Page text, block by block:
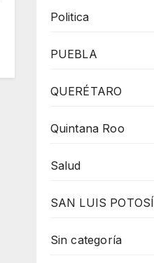
Politica
PUEBLA
QUERÉTARO
Quintana Roo
Salud
SAN LUIS POTOSÍ
Sin categoría